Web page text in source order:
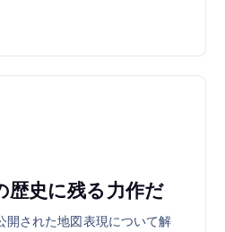
歴史に残る力作だ
開された地図表現について解